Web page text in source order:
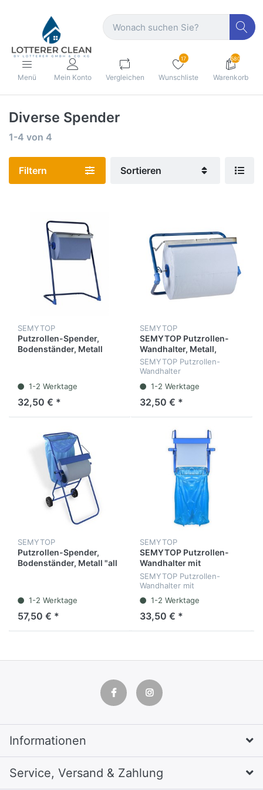
Menü Mein Konto Vergleichen
17
Wunschliste
580
Warenkorb
Diverse Spender
1-4 von 4
Filtern Sortieren
SEMYTOP
Putzrollen-Spender,
Bodenständer, Metall
1-2 Werktage
32,50 € *
SEMYTOP
SEMYTOP Putzrollen-
Wandhalter, Metall,
Spender für Rollen bis
405 mm Breite
SEMYTOP Putzrollen-
Wandhalter
1-2 Werktage
32,50 € *
SEMYTOP
Putzrollen-Spender,
Bodenständer, Metall "all
1-2 Werktage
57,50 € *
SEMYTOP
SEMYTOP Putzrollen-
Wandhalter mit
Müllsackhalterung, "all in
one", Metall
SEMYTOP Putzrollen-
Wandhalter mit
1-2 Werktage
33,50 € *
Informationen
Service, Versand & Zahlung